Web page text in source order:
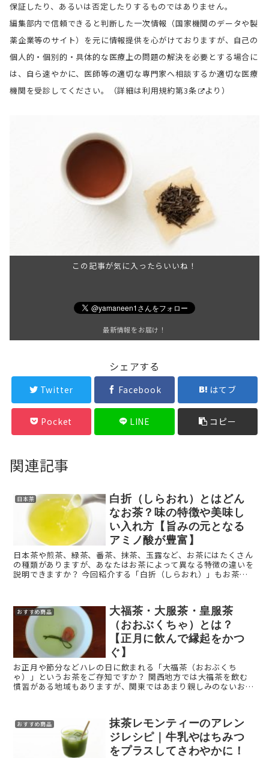
保証したり、あるいは否定したりするものではありません。
編集部内で信頼できると判断した一次情報（国家機関のデータや製
薬企業等のサイト）を元に情報提供を心がけておりますが、自己の
個人的・個別的・具体的な医療上の問題の解決を必要とする場合に
は、自ら速やかに、医師等の適切な専門家へ相談するか適切な医療
機関を受診してください。（詳細は利用規約第3条 より）
この記事が気に入ったらいいね！
最新情報をお届け！
シェアする
Twitter Facebook はてブ
Pocket LINE コピー
関連記事
日本茶
白折（しらおれ）とはどん
なお茶？味の特徴や美味し
い入れ方【旨みの元となる
アミノ酸が豊富】
日本茶や煎茶、緑茶、番茶、抹茶、玉露など、お茶にはたくさん
の種類がありますが、あなたはお茶によって異なる特徴の違いを
説明できますか？ 今回紹介する「白折（しらおれ）」もお茶の
おすすめ商品
大福茶・大服茶・皇服茶
（おおぶくちゃ）とは？
【正月に飲んで縁起をかつ
ぐ】
お正月や節分などハレの日に飲まれる「大福茶（おおぶくち
ゃ）」というお茶をご存知ですか？ 関西地方では大福茶を飲む
慣習がある地域もありますが、関東ではあまり親しみのないお茶
おすすめ商品
抹茶レモンティーのアレン
ジレシピ｜牛乳やはちみつ
をプラスしてさわやかに！